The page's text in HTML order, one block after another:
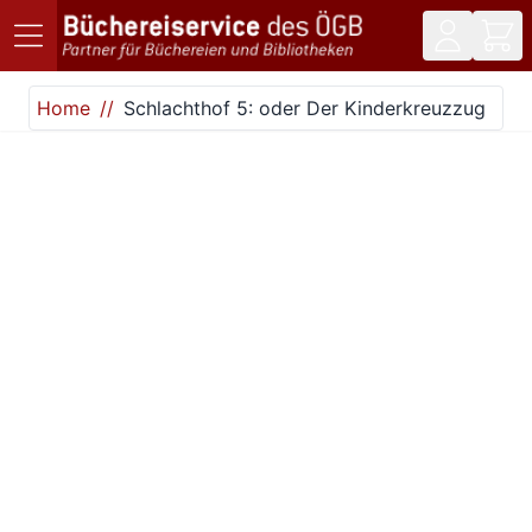
Direkt zum Inhalt
Home
Schlachthof 5: oder Der Kinderkreuzzug